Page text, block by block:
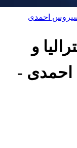
سیروس احمدی
و
احمدی -